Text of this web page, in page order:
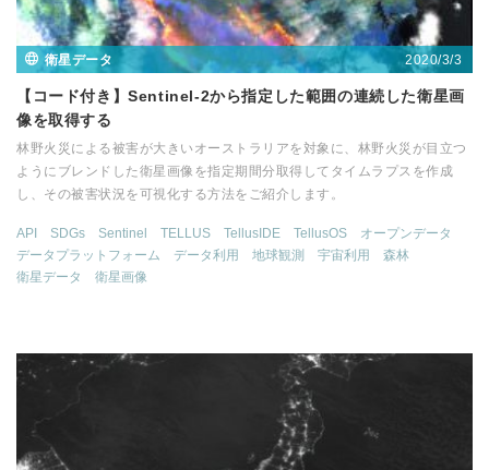
衛星データ 2020/3/3
【コード付き】Sentinel-2から指定した範囲の連続した衛星画
像を取得する
林野火災による被害が大きいオーストラリアを対象に、林野火災が目立つ
ようにブレンドした衛星画像を指定期間分取得してタイムラプスを作成
し、その被害状況を可視化する方法をご紹介します。
API SDGs Sentinel TELLUS TellusIDE TellusOS
オープンデータ
データプラットフォーム
データ利用 地球観測 宇宙利用
森林
衛星データ
衛星画像